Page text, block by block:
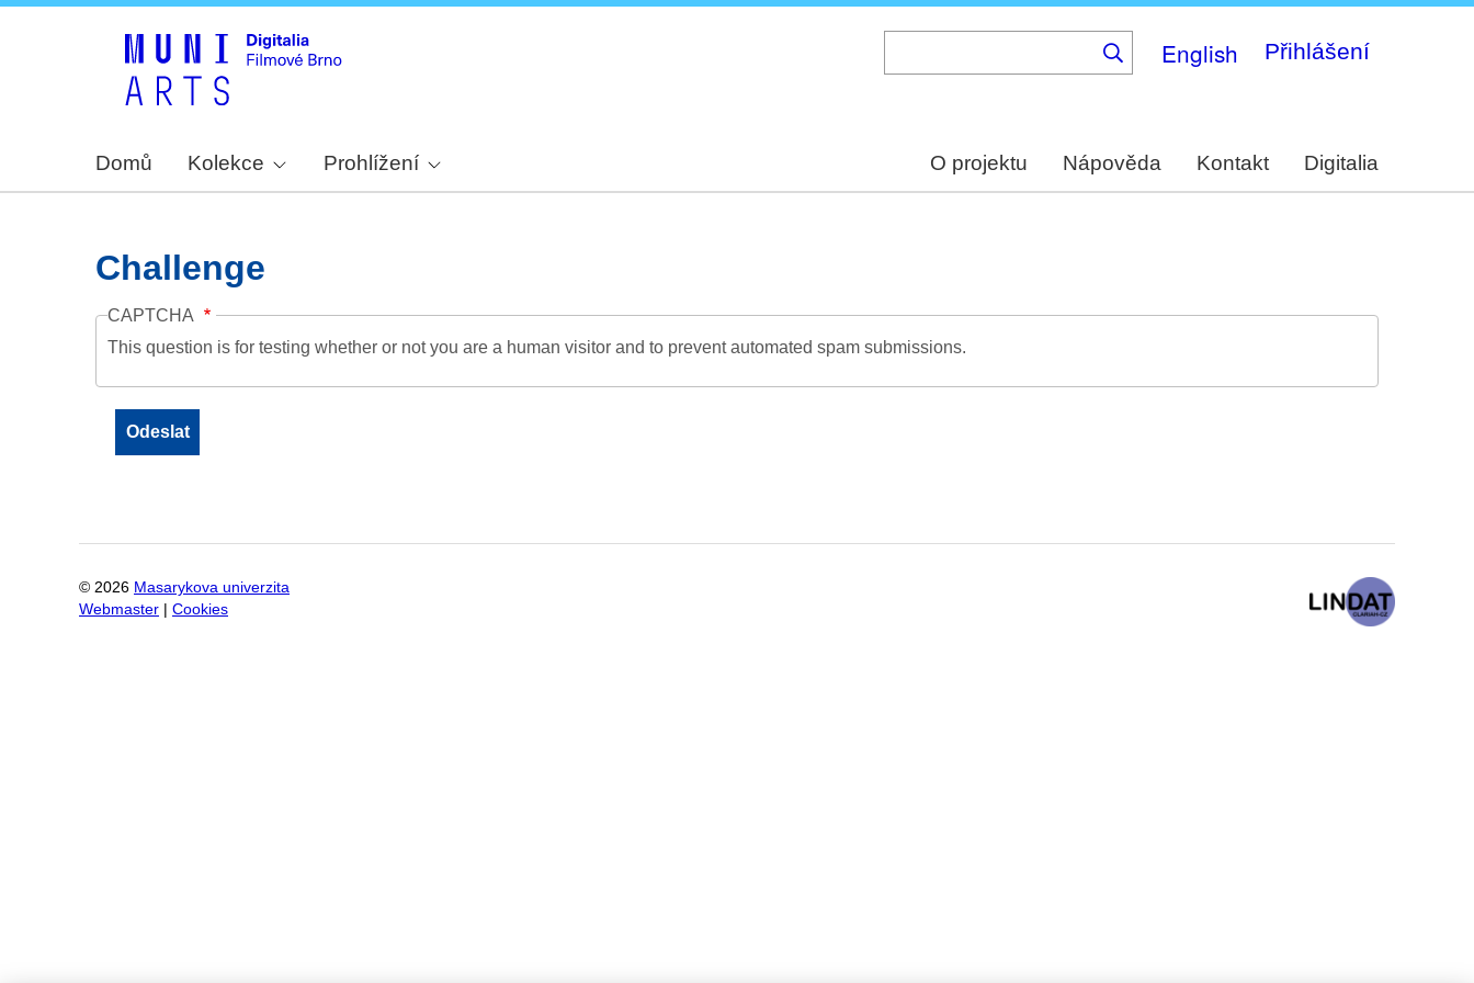
English Přihlášení
Domů Kolekce Prohlížení O projektu Nápověda Kontakt Digitalia
Challenge
CAPTCHA
This question is for testing whether or not you are a human visitor and to prevent automated spam submissions.
© 2026 Masarykova univerzita
Webmaster
Cookies